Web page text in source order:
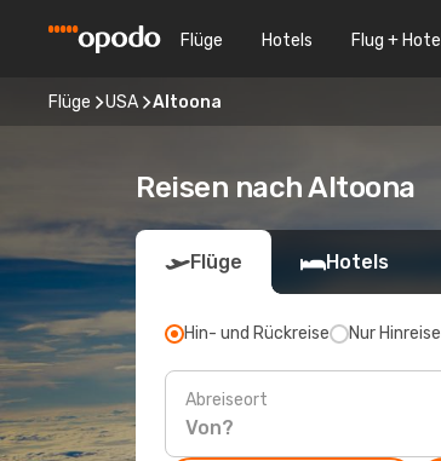
Flüge Hotels Flug + Hotel
Flüge USA Altoona
Reisen nach Altoona
Flüge Hotels
Hin- und Rückreise Nur Hinreise
Abreiseort